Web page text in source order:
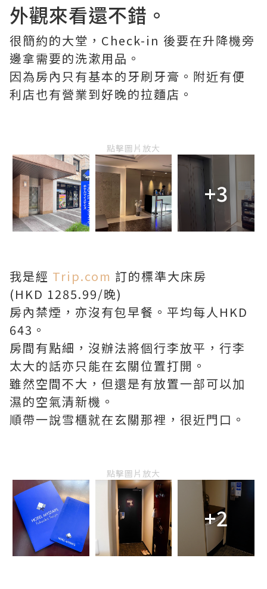
外觀來看還不錯。
很簡約的大堂，Check-in 後要在升降機旁
邊拿需要的洗漱用品。
因為房內只有基本的牙刷牙膏。附近有便
利店也有營業到好晚的拉麵店。
點擊圖片放大
+3
我是經 Trip.com 訂的標準大床房
(HKD 1285.99/晚)
房內禁煙，亦沒有包早餐。平均每人HKD
643。
房間有點細，沒辦法將個行李放平，行李
太大的話亦只能在玄關位置打開。
雖然空間不大，但還是有放置一部可以加
濕的空氣清新機。
順帶一說雪櫃就在玄關那裡，很近門口。
點擊圖片放大
+2